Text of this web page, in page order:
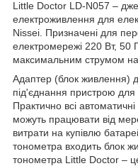
Little Doctor LD-N057 –
електроживлення для
Nissei. Призначені для
електромережі 220 Вт, 50
максимальним струмом
Адаптер (блок живлення)
під'єднання пристрою для
Практично всі
можуть працювати від
витрати на купівлю
тонометра входить блок
тонометра Little Doctor –